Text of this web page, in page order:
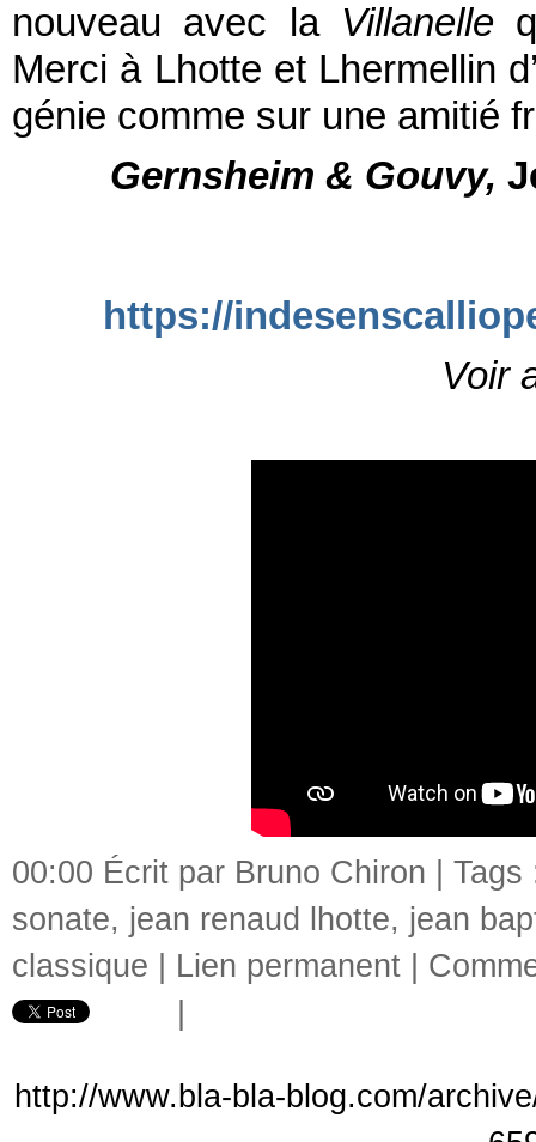
nouveau avec la Villanelle
Merci à Lhotte et Lhermellin
génie comme sur une
Gernsheim & Gouvy,
https://
Voir
00:00 Écrit par Bruno Chiron |
sonate, jean renaud lhotte, jean
classique
Lien permanent
http://www.bla-bla-blog.com/